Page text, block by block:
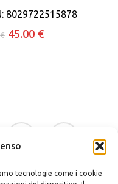
tecnologie come i cookie
8029722515878
€ Il
45.00 €Il
whatsapp tiktok